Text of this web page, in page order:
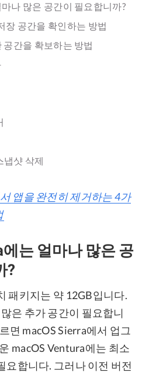
나 많은 공간이 필요합니까?
장 공간을 확인하는 방법
공간을 확보하는 방법
냅샷 삭제
앱을 완전히 제거하는 4가
는 얼마나 많은 공
?
패키지는 약 12GB입니다.
은 추가 공간이 필요합니
면 macOS Sierra에서 업그
macOS Ventura에는 최소
요합니다. 그러나 이전 버전